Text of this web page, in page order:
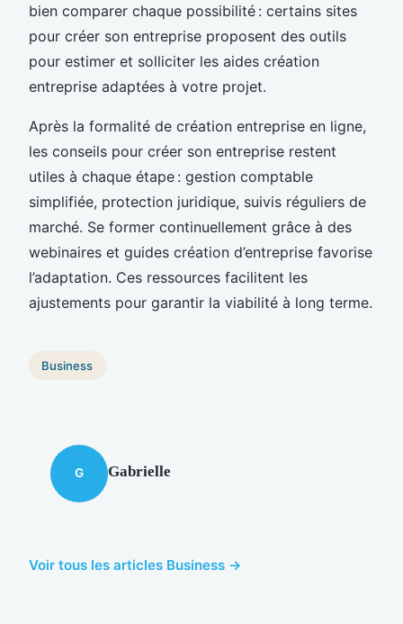
bien comparer chaque possibilité : certains sites
pour créer son entreprise proposent des outils
pour estimer et solliciter les aides création
entreprise adaptées à votre projet.
Après la formalité de création entreprise en ligne,
les conseils pour créer son entreprise restent
utiles à chaque étape : gestion comptable
simplifiée, protection juridique, suivis réguliers de
marché. Se former continuellement grâce à des
webinaires et guides création d’entreprise favorise
l’adaptation. Ces ressources facilitent les
ajustements pour garantir la viabilité à long terme.
Business
G Gabrielle
Voir tous les articles Business →